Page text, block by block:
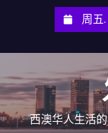
周五
西澳华人生活